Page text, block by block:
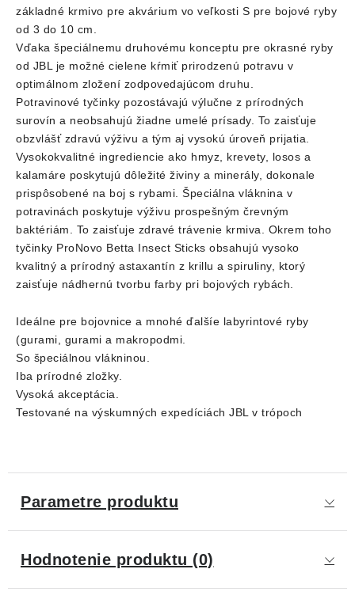
základné krmivo pre akvárium vo veľkosti S pre bojové ryby
od 3 do 10 cm.
Vďaka špeciálnemu druhovému konceptu pre okrasné ryby
od JBL je možné cielene kŕmiť prirodzenú potravu v
optimálnom zložení zodpovedajúcom druhu.
Potravinové tyčinky pozostávajú výlučne z prírodných
surovín a neobsahujú žiadne umelé prísady. To zaisťuje
obzvlášť zdravú výživu a tým aj vysokú úroveň prijatia.
Vysokokvalitné ingrediencie ako hmyz, krevety, losos a
kalamáre poskytujú dôležité živiny a minerály, dokonale
prispôsobené na boj s rybami. Špeciálna vláknina v
potravinách poskytuje výživu prospešným črevným
baktériám. To zaisťuje zdravé trávenie krmiva. Okrem toho
tyčinky ProNovo Betta Insect Sticks obsahujú vysoko
kvalitný a prírodný astaxantín z krillu a spiruliny, ktorý
zaisťuje nádhernú tvorbu farby pri bojových rybách.
Ideálne pre bojovnice a mnohé ďalšíe labyrintové ryby
(gurami, gurami a makropodmi.
So špeciálnou vlákninou.
Iba prírodné zložky.
Vysoká akceptácia.
Testované na výskumných expedíciách JBL v trópoch
Parametre produktu
Hodnotenie produktu (0)